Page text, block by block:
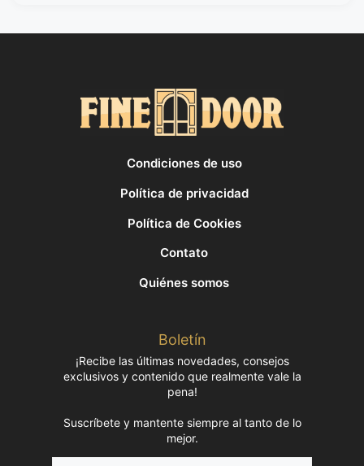
Condiciones de uso
Política de privacidad
Política de Cookies
Contato
Quiénes somos
Boletín
¡Recibe las últimas novedades, consejos
exclusivos y contenido que realmente vale la
pena!
Suscríbete y mantente siempre al tanto de lo
mejor.